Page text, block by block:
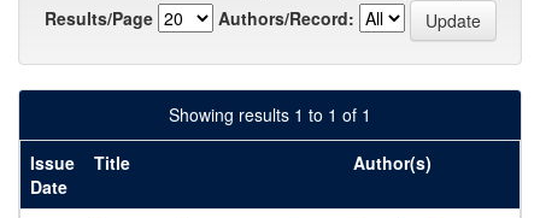
Results/Page
Authors/Record:
Showing results 1 to 1 of 1
Issue
Date
Title Author(s)